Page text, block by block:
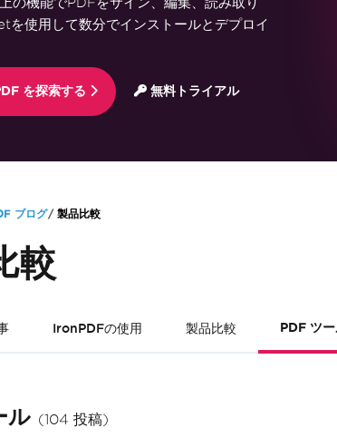
を使用して数分でインストールとデプロイ
を探索する 無料トライアル
ブログ 製品比較
較
IronPDFの使用 製品比較 PDF ツ
ル (104 投稿)